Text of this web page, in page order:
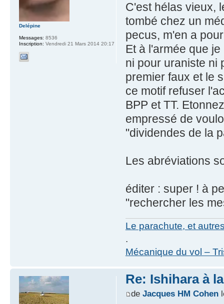
C'est hélas vieux,
tombé chez un
pecus, m'en a
Et à l'armée que
ni pour uraniste ni
premier faux et le
ce motif refuser
BPP et TT.
empressé de
"dividendes de la
Les abréviations
éditer : super ! à
"rechercher les
Le parachute, et
.
Mécanique du vol –
Delépine
Messages: 8536
Inscription: Vendredi 21 Mars 2014 20:17
Re: Ishihara à
de Jacques HM Cohen